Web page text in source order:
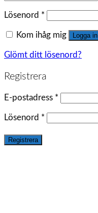
Lösenord *
Kom ihåg mig Logga in
Glömt ditt lösenord?
Registrera
E-postadress *
Lösenord *
Registrera